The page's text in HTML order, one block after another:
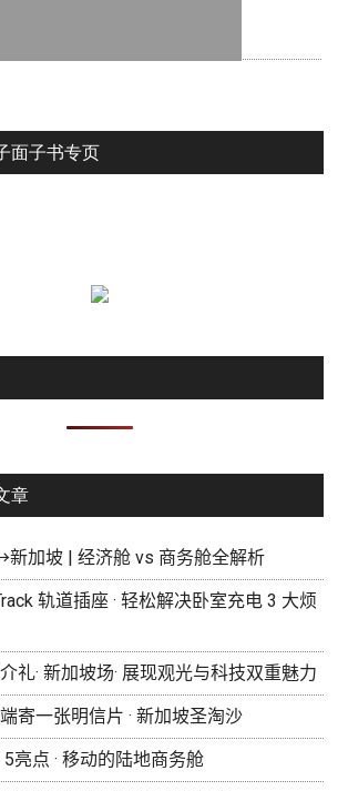
面子书专页
章
新加坡 | 经济舱 vs 商务舱全解析
轨道插座 · 轻松解决卧室充电 3 大烦
礼· 新加坡场· 展现观光与科技双重魅力
寄一张明信片 · 新加坡圣淘沙
亮点 · 移动的陆地商务舱